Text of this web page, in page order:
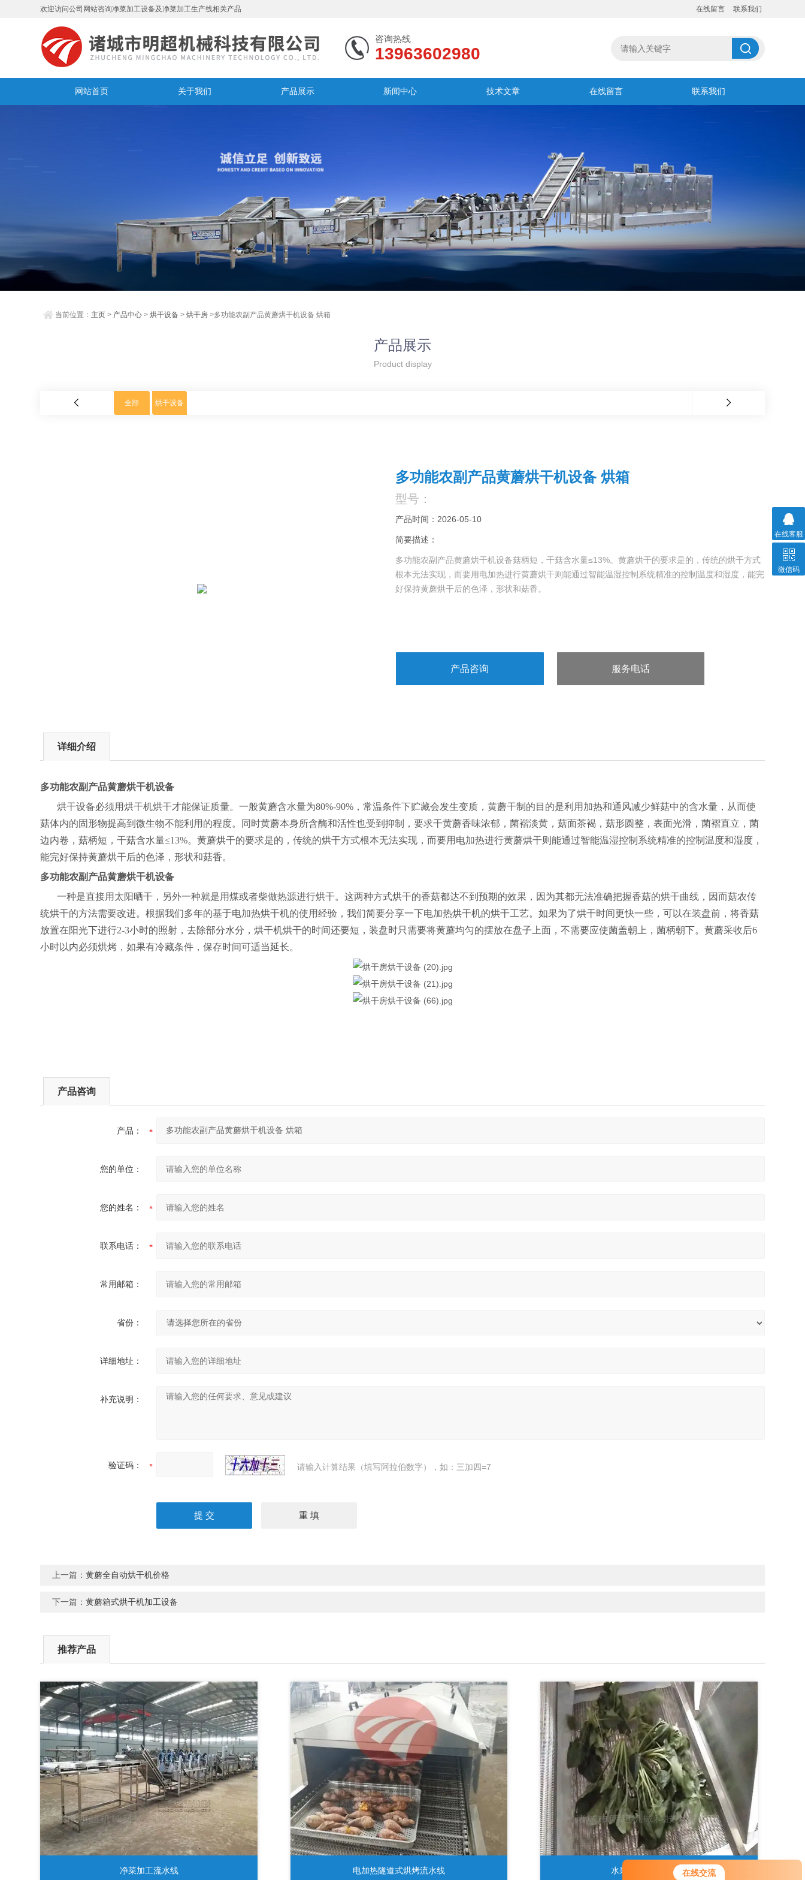
在线交流
欢迎访问公司网站咨询净菜加工设备及净菜加工生产线相关产品 在线留言 联系我们
咨询热线
13963602980
网站首页 关于我们 产品展示 新闻中心 技术文章 在线留言 联系我们
当前位置： 主页 > 产品中心 >烘干设备 >烘干房 >多功能农副产品黄蘑烘干机设备 烘箱
产品展示
Product display
全部 烘干设备
多功能农副产品黄蘑烘干机设备 烘箱
型号：
产品时间：2026-05-10
简要描述：
多功能农副产品黄蘑烘干机设备菇柄短，干菇含水量≤13%。黄蘑烘干的要求是的，传统的烘干方式
根本无法实现，而要用电加热进行黄蘑烘干则能通过智能温湿控制系统精准的控制温度和湿度，能完
好保持黄蘑烘干后的色泽，形状和菇香。
产品咨询 服务电话
详细介绍
多功能农副产品黄蘑烘干机设备
烘干设备必须用烘干机烘干才能保证质量。一般黄蘑含水量为80%-90%，常温条件下贮藏会发生变质，黄蘑干制的目的是利用加热和通风减少鲜菇中的含水量，从而使
菇体内的固形物提高到微生物不能利用的程度。同时黄蘑本身所含酶和活性也受到抑制，要求干黄蘑香味浓郁，菌褶淡黄，菇面茶褐，菇形圆整，表面光滑，菌褶直立，菌
边内卷，菇柄短，干菇含水量≤13%。黄蘑烘干的要求是的，传统的烘干方式根本无法实现，而要用电加热进行黄蘑烘干则能通过智能温湿控制系统精准的控制温度和湿度，
能完好保持黄蘑烘干后的色泽，形状和菇香。
多功能农副产品黄蘑烘干机设备
一种是直接用太阳晒干，另外一种就是用煤或者柴做热源进行烘干。这两种方式烘干的香菇都达不到预期的效果，因为其都无法准确把握香菇的烘干曲线，因而菇农传
统烘干的方法需要改进。根据我们多年的基于电加热烘干机的使用经验，我们简要分享一下电加热烘干机的烘干工艺。如果为了烘干时间更快一些，可以在装盘前，将香菇
放置在阳光下进行2-3小时的照射，去除部分水分，烘干机烘干的时间还要短，装盘时只需要将黄蘑均匀的摆放在盘子上面，不需要应使菌盖朝上，菌柄朝下。黄蘑采收后6
小时以内必须烘烤，如果有冷藏条件，保存时间可适当延长。
产品咨询
产品：
您的单位：
您的姓名：
联系电话：
常用邮箱：
省份：
详细地址：
补充说明：
验证码： 请输入计算结果（填写阿拉伯数字），如：三加四=7
上一篇：黄蘑全自动烘干机价格
下一篇：黄蘑箱式烘干机加工设备
推荐产品
净菜加工流水线 电加热隧道式烘烤流水线 水果净菜加工生产线
在线客服
微信码